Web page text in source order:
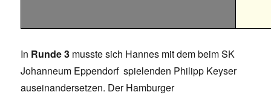
In Runde 3 musste sich Hannes mit dem beim SK
Johanneum Eppendorf spielenden Philipp Keyser
auseinandersetzen. Der Hamburger